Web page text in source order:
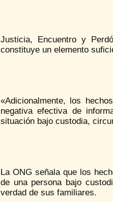
Justicia, Encuentro y
constituye un elemento
«Adicionalmente, los
negativa efectiva de
situación bajo custodia,
La ONG señala que los
de una persona bajo
verdad de sus familiares.